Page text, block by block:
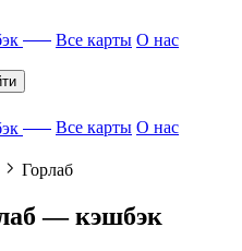
Все карты О нас
Все карты О нас
Горлаб
—кэшбэк